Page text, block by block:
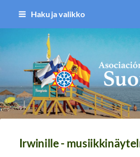
Siirry
sivun
sisältöön
Haku ja valikko
Irwinille -